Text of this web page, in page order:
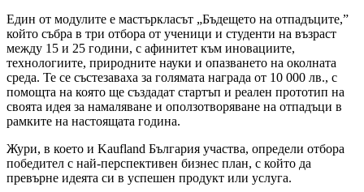
Един от модулите е мастъркласът „Бъдещето на отпадъците,”
който събра в три отбора от ученици и студенти на възраст
между 15 и 25 години, с афинитет към иновациите,
технологиите, природните науки и опазването на околната
среда. Те се състезаваха за голямата награда от 10 000 лв., с
помощта на която ще създадат стартъп и реален прототип на
своята идея за намаляване и оползотворяване на отпадъци в
рамките на настоящата година.
Жури, в което и Kaufland България участва, определи отбора
победител с най-перспективен бизнес план, с който да
превърне идеята си в успешен продукт или услуга.